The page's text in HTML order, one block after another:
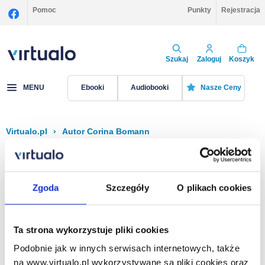
Zgoda Szczegóły O plikach cookies
Ta strona wykorzystuje pliki cookies
Podobnie jak w innych serwisach internetowych, także
na www.virtualo.pl wykorzystywane są pliki cookies oraz
Pomoc Punkty Rejestracja
Szukaj Zaloguj Koszyk
MENU Ebooki Audiobooki Nasze Ceny
Virtualo.pl › Autor Corina Bomann
Filtruj Sortuj
Na stronie